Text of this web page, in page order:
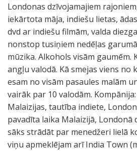
Londonas dzīvojamajiem
iekārtota māja, indiešu lietas,
dvd ar indiešu filmām, valda
nonstop tusiņiem nedēļas
mūzika. Alkohols visām gaumēm.
angļu valodā. Kā smejas viens no
esam no visām pasaules malām
vairāk par 10 valodām.
Malaizijas, tautība indiete,
pavadīta laika Malaizijā, Londonā
sāks strādāt par menedžeri lielā
viņu apmeklējam arī India Town